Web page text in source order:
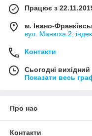
Працює з
м. Івано-
вул. Манюха 2,
Контакти
Сьогодні вихідний
Показати весь
Про нас
Контакти